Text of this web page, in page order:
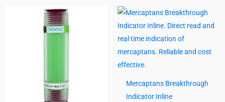
Mercaptans Breakthrough
Indicator Inline